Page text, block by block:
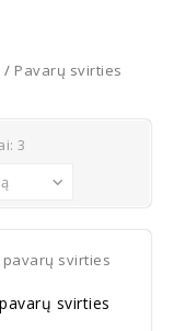
/ Pavarų svirties
3
svirties